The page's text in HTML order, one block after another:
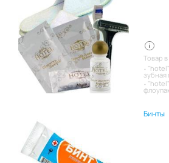
Товар в
зубная
Бинты